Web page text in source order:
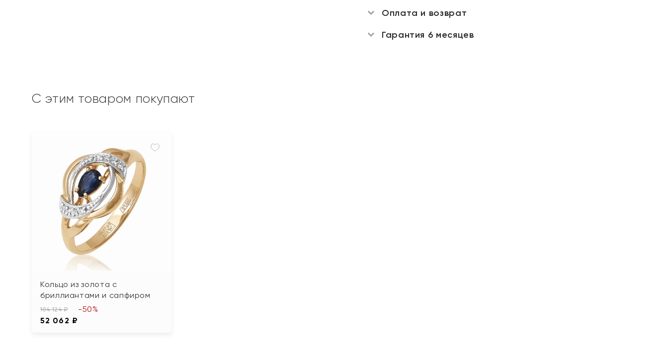
Оплата и возврат
Гарантия 6 месяцев
С этим товаром покупают
Кольцо из золота с
бриллиантами и сапфиром
104 124 ₽
52 062 ₽
-50%